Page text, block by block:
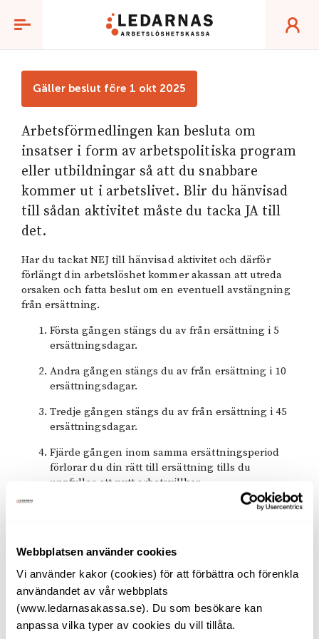
Webbplatsen använder cookies
Vi använder kakor (cookies) för att förbättra och förenkla
användandet av vår webbplats
(www.ledarnasakassa.se). Du som besökare kan
anpassa vilka typer av cookies du vill tillåta.
Aktivitetsstöd
Gäller beslut före 1 okt 2025
Arbetsförmedlingen kan besluta om
insatser i form av arbetspolitiska program
eller utbildningar så att du snabbare
kommer ut i arbetslivet. Blir du hänvisad
till sådan aktivitet måste du tacka JA till
det.
Har du tackat NEJ till hänvisad aktivitet och därför
förlängt din arbetslöshet kommer akassan att utreda
orsaken och fatta beslut om en eventuell avstängning
från ersättning.
Första gången stängs du av från ersättning i 5
ersättningsdagar.
Andra gången stängs du av från ersättning i 10
ersättningsdagar.
Tredje gången stängs du av från ersättning i 45
ersättningsdagar.
Fjärde gången inom samma ersättningsperiod
förlorar du din rätt till ersättning tills du
uppfyller ett nytt arbetsvillkor.
Ersättningsperiod och aktivitetsstöd
samordnas med akassan, eftersom dagarna med
aktivitetsstöd ska dras av från din ersättningsperiod.
Utbetalning aktivitetsstöd
Till skillnad från ersättningen från akassan som